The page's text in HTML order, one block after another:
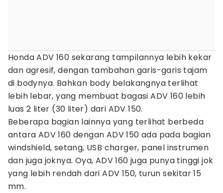
Honda ADV 160 sekarang tampilannya lebih kekar
dan agresif, dengan tambahan garis-garis tajam
di bodynya. Bahkan body belakangnya terlihat
lebih lebar, yang membuat bagasi ADV 160 lebih
luas 2 liter (30 liter) dari ADV 150.
Beberapa bagian lainnya yang terlihat berbeda
antara ADV 160 dengan ADV 150 ada pada bagian
windshield, setang, USB charger, panel instrumen
dan juga joknya. Oya, ADV 160 juga punya tinggi jok
yang lebih rendah dari ADV 150, turun sekitar 15
mm.